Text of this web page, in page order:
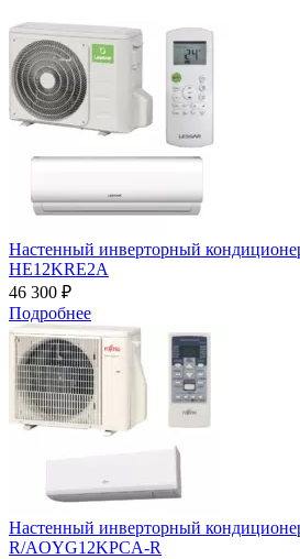
Настенный инверторный
HE12KRE2A
46 300 ₽
Подробнее
Настенный инверторный
R/AOYG12KPCA-R